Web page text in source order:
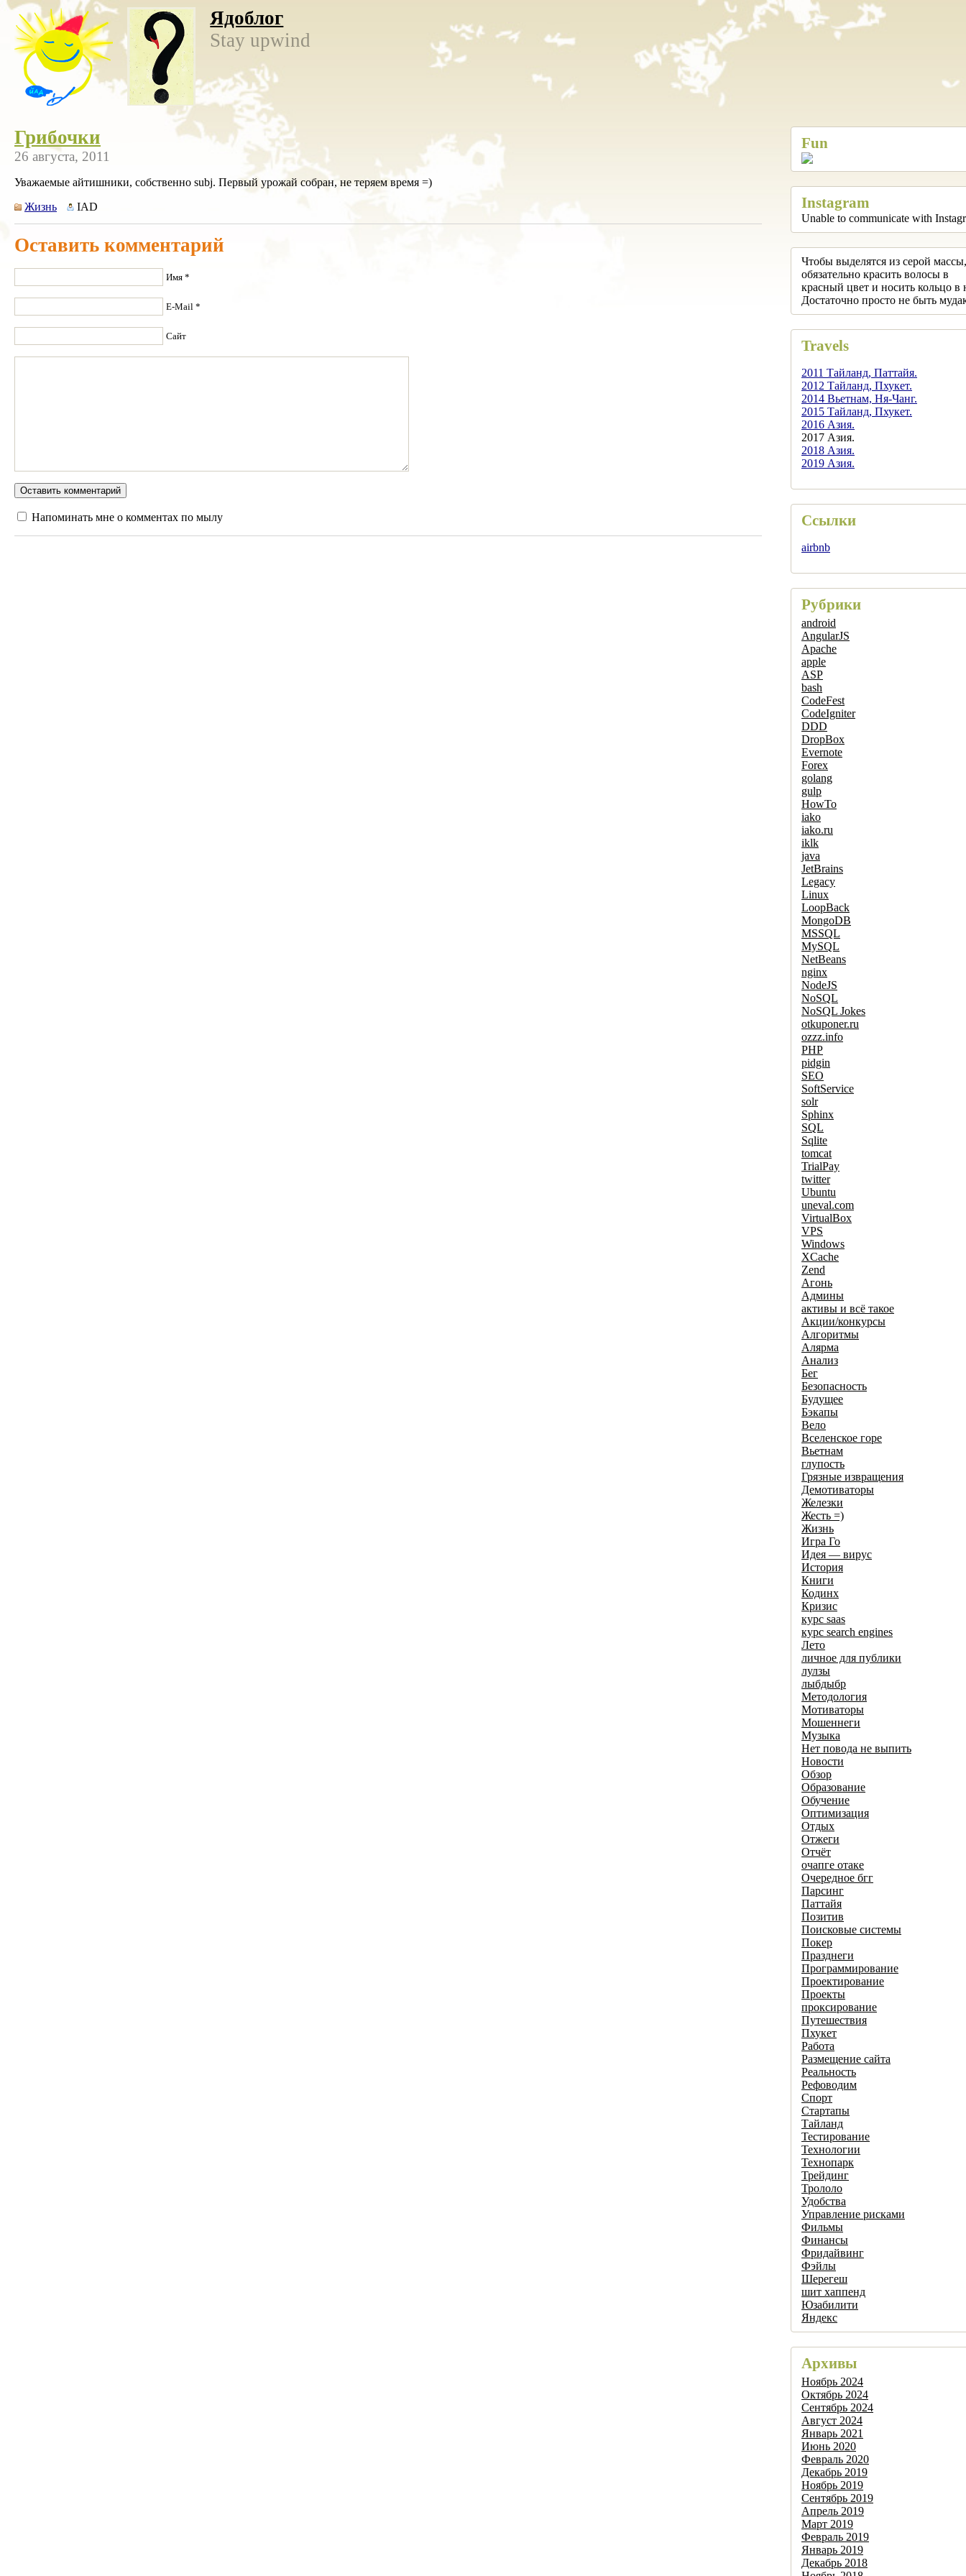
Ядоблог
Stay upwind
Fun
Instagram
Unable to communicate with
Чтобы выделятся из серой
обязательно красить волосы в
красный цвет и носить кольцо в
Достаточно просто не быть
Travels
2011 Тайланд, Паттайя.
2012 Тайланд, Пхукет.
2014 Вьетнам, Ня-Чанг.
2015 Тайланд, Пхукет.
2016 Азия.
2017 Азия.
2018 Азия.
2019 Азия.
Ссылки
airbnb
Рубрики
android
AngularJS
Apache
apple
ASP
bash
CodeFest
CodeIgniter
DDD
DropBox
Evernote
Forex
golang
gulp
HowTo
iako
iako.ru
iklk
java
JetBrains
Legacy
Linux
LoopBack
MongoDB
MSSQL
MySQL
NetBeans
nginx
NodeJS
NoSQL
NoSQL Jokes
otkuponer.ru
ozzz.info
PHP
pidgin
SEO
SoftService
solr
Sphinx
SQL
Sqlite
tomcat
TrialPay
twitter
Ubuntu
uneval.com
VirtualBox
VPS
Windows
XCache
Zend
Агонь
Админы
активы и всё такое
Акции/конкурсы
Алгоритмы
Алярма
Анализ
Бег
Безопасность
Будущее
Бэкапы
Вело
Вселенское горе
Вьетнам
глупость
Грязные извращения
Демотиваторы
Железки
Жесть =)
Жизнь
Игра Го
Идея — вирус
История
Книги
Кодинх
Кризис
курс saas
курс search engines
Лето
личное для публики
лулзы
лыбдыбр
Методология
Мотиваторы
Мошеннеги
Музыка
Нет повода не выпить
Новости
Обзор
Образование
Обучение
Оптимизация
Отдых
Отжеги
Отчёт
очапге отаке
Очередное бгг
Парсинг
Паттайя
Позитив
Поисковые системы
Покер
Празднеги
Программирование
Проектирование
Проекты
проксирование
Путешествия
Пхукет
Работа
Размещение сайта
Реальность
Рефоводим
Спорт
Стартапы
Тайланд
Тестирование
Технологии
Технопарк
Трейдинг
Трололо
Удобства
Управление рисками
Фильмы
Финансы
Фридайвинг
Фэйлы
Шерегеш
шит хаппенд
Юзабилити
Яндекс
Архивы
Ноябрь 2024
Октябрь 2024
Сентябрь 2024
Август 2024
Январь 2021
Июнь 2020
Февраль 2020
Декабрь 2019
Ноябрь 2019
Сентябрь 2019
Апрель 2019
Март 2019
Февраль 2019
Январь 2019
Декабрь 2018
Грибочки
26 августа, 2011
Уважаемые айтишники, собственно subj. Первый урожай собран, не теряем время =)
Жизнь
IAD
Оставить комментарий
Имя *
E-Mail *
Сайт
Напоминать мне о комментах по мылу